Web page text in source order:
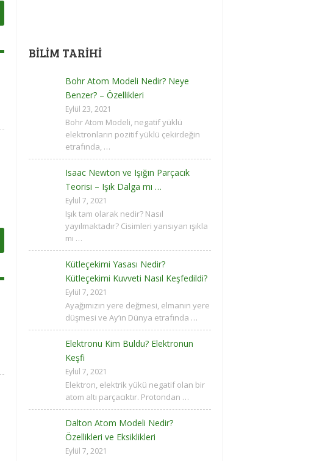
BILIM TARIHI
Bohr Atom Modeli Nedir? Neye
Benzer? – Özellikleri
Eylül 23, 2021
Bohr Atom Modeli, negatif yüklü
elektronların pozitif yüklü çekirdeğin
etrafında, …
Isaac Newton ve Işığın Parçacık
Teorisi – Işık Dalga mı …
Eylül 7, 2021
Işık tam olarak nedir? Nasıl
yayılmaktadır? Cisimleri yansıyan ışıkla
mı …
Kütleçekimi Yasası Nedir?
Kütleçekimi Kuvveti Nasıl Keşfedildi?
Eylül 7, 2021
Ayağımızın yere değmesi, elmanın yere
düşmesi ve Ay’ın Dünya etrafında …
Elektronu Kim Buldu? Elektronun
Keşfi
Eylül 7, 2021
Elektron, elektrik yükü negatif olan bir
atom altı parçacıktır. Protondan …
Dalton Atom Modeli Nedir?
Özellikleri ve Eksiklikleri
Eylül 7, 2021